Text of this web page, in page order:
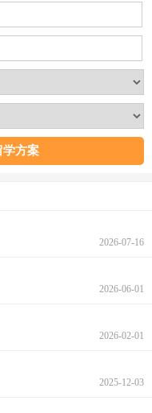
2026-07-16
2026-06-01
2026-02-01
2025-12-03